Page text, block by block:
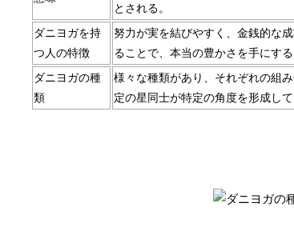
とされる。
ダニヨガを持
つ人の特徴
努力が実を結びやすく、金銭的な
ることで、本当の豊かさを手にする
ダニヨガの種
類
様々な種類があり、それぞれの組
定の星同士が特定の角度を形成し